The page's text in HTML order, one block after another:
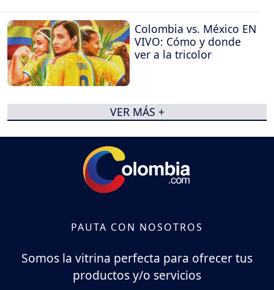
Colombia vs. México EN
VIVO: Cómo y donde
ver a la tricolor
VER MÁS +
PAUTA CON NOSOTROS
Somos la vitrina perfecta para ofrecer tus
productos y/o servicios